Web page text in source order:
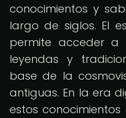
conocimientos y
largo de siglos. El
permite acceder a
leyendas y
base de la
antiguas. En la era
estos